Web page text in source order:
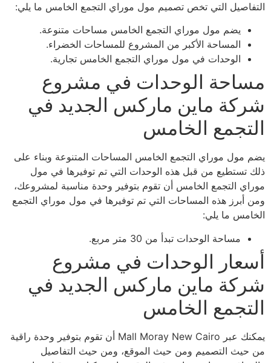
التفاصيل التي تخص تصميم مول موراي التجمع الخامس ما يلي:
يضم مول موراي التجمع الخامس مساحات متنوعة.
المساحة الأكبر من المشروع للمساحات الخضراء.
الوحدات في مول موراي التجمع الخامس تجارية.
مساحة الوحدات في مشروع
شركة ماين ماركس الجديد في
التجمع الخامس
يضم مول موراي التجمع الخامس المساحات المتنوعة وبناء على
ذلك تستطيع من قبل هذه الوحدات التي تم توفيرها في مول
موراي التجمع الخامس أن تقوم بتوفير وحدة مناسبة لمشروعك،
ومن أبرز هذه المساحات التي تم توفيرها في مول موراي التجمع
الخامس ما يلي:
مساحة الوحدات تبدأ من 30 متر مربع.
أسعار الوحدات في مشروع
شركة ماين ماركس الجديد في
التجمع الخامس
يمكنك عبر Mall Moray New Cairo أن تقوم بتوفير وحدة راقية
من حيث التصميم ومن حيث الموقع، ومن حيث التفاصيل